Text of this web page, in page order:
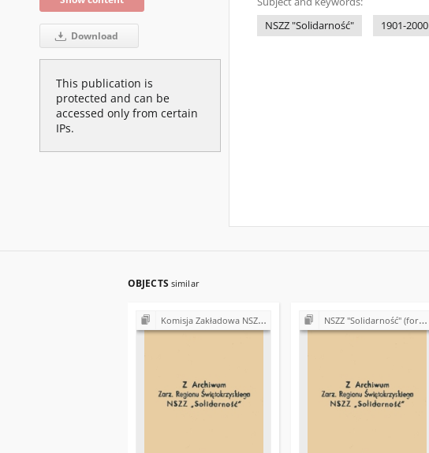
Download
This publication is
protected and can be
accessed only from certain
IPs.
NSZZ "Solidarność"
1901-2000
OBJECTS similar
Komisja Zakładowa NSZZ "Solidarność" przy Urzędzie Gminy w Bodzentynie NSZZ "Solidarność" (formalno-prawne podstawy działalności)